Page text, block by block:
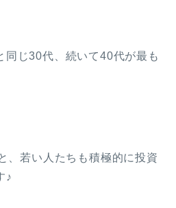
同じ30代、続いて40代が最も
、若い人たちも積極的に投資
♪